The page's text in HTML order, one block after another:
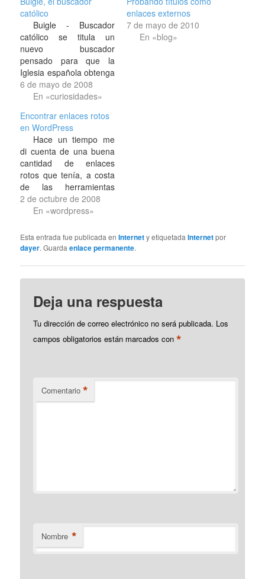
católico
Buigle - Buscador
católico se titula un
nuevo buscador
pensado para que la
Iglesia española obtenga
donativos, y es que en la
próxima declaración de
importante para ella que
antes el hecho de poner
la marca en su casilla.
Todo esto viene a raíz
del…
6 de mayo de 2008
En «curiosidades»
enlaces externos
7 de mayo de 2010
En «blog»
Encontrar enlaces rotos
en WordPress
Hace un tiempo me
di cuenta de una buena
cantidad de enlaces
rotos que tenía, a costa
de las herramientas
estas para webmaster
de Google. Pero me
que no funcionaban, no
así desde donde se las
interesante para saber a
qué entradas
corresponde y
corregirlas—.…
2 de octubre de 2008
En «wordpress»
Esta entrada fue publicada enInternety etiquetadaInternetpor
dayer. Guardaenlace permanente.
Deja una respuesta
Tu dirección de correo electrónico no será publicada. Los
campos obligatorios están marcados con*
Comentario *
Nombre *